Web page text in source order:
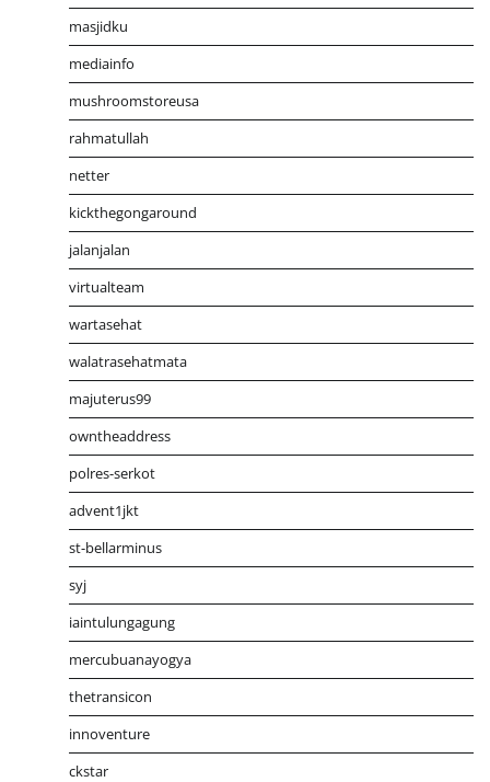
masjidku
mediainfo
mushroomstoreusa
rahmatullah
netter
kickthegongaround
jalanjalan
virtualteam
wartasehat
walatrasehatmata
majuterus99
owntheaddress
polres-serkot
advent1jkt
st-bellarminus
syj
iaintulungagung
mercubuanayogya
thetransicon
innoventure
ckstar